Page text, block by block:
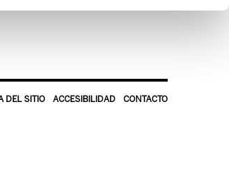
DEL SITIO ACCESIBILIDAD CONTACTO